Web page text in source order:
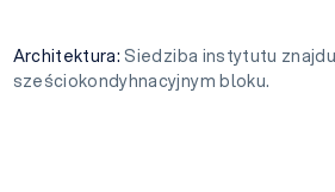
Architektura:Siedziba instytutu
sześciokondyhnacyjnym bloku.